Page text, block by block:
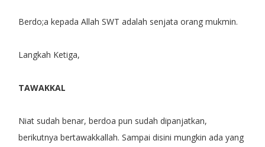
Berdo;a kepada Allah SWT adalah senjata orang mukmin.
Langkah Ketiga,
TAWAKKAL
Niat sudah benar, berdoa pun sudah dipanjatkan,
berikutnya bertawakkallah. Sampai disini mungkin ada yang